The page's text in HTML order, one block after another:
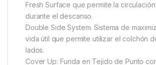
Fresh Surface que permite la
durante el descanso.
Double Side System. Sistema de
vida útil que permite utilizar el colchón
lados.
Cover Up: Funda en Tejido de Punto